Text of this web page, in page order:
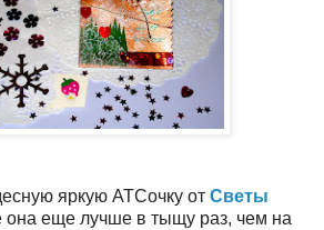
яркую АТСочку от Светы
она еще лучше в тыщу раз, чем на